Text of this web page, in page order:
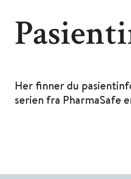
Her finner du
serien fra PharmaSafe